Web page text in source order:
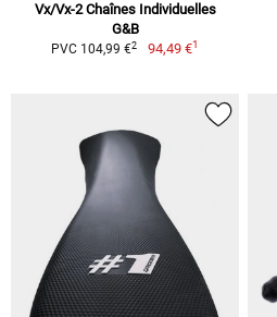
Vx/Vx-2 Chaînes Individuelles
G&B
PVC 104,99 €2 94,49 €1